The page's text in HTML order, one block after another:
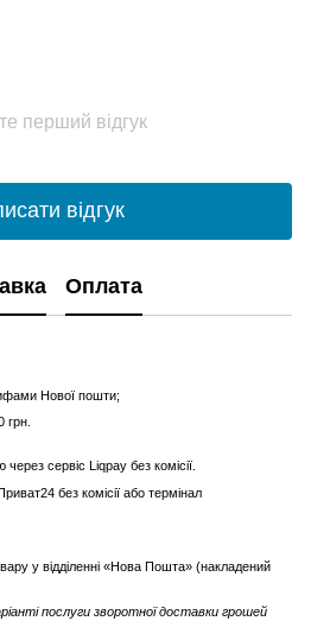
перший відгук
відгук
Оплата
Нової пошти;
грн.
сервіс Liqpay без комісії.
без комісії або термінал
у відділенні «Нова Пошта» (накладений
послуги зворотної доставки грошей